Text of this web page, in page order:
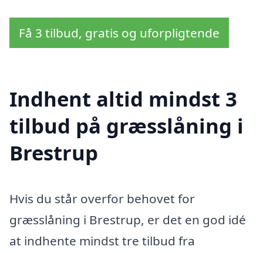
Få 3 tilbud, gratis og uforpligtende
Indhent altid mindst 3
tilbud på græsslåning i
Brestrup
Hvis du står overfor behovet for
græsslåning i Brestrup, er det en god idé
at indhente mindst tre tilbud fra